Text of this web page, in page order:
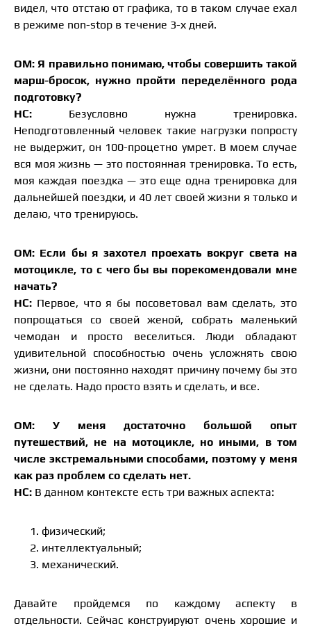
видел, что отстаю от графика, то в таком случае ехал
в режиме non-stop в течение 3-х дней.
ОМ: Я правильно понимаю, чтобы совершить такой
марш-бросок, нужно пройти переделённого рода
подготовку?
НС: Безусловно нужна тренировка.
Неподготовленный человек такие нагрузки попросту
не выдержит, он 100-процетно умрет. В моем случае
вся моя жизнь — это постоянная тренировка. То есть,
моя каждая поездка — это еще одна тренировка для
дальнейшей поездки, и 40 лет своей жизни я только и
делаю, что тренируюсь.
ОМ: Если бы я захотел проехать вокруг света на
мотоцикле, то с чего бы вы порекомендовали мне
начать?
НС: Первое, что я бы посоветовал вам сделать, это
попрощаться со своей женой, собрать маленький
чемодан и просто веселиться. Люди обладают
удивительной способностью очень усложнять свою
жизни, они постоянно находят причину почему бы это
не сделать. Надо просто взять и сделать, и все.
ОМ: У меня достаточно большой опыт
путешествий, не на мотоцикле, но иными, в том
числе экстремальными способами, поэтому у меня
как раз проблем со сделать нет.
НС: В данном контексте есть три важных аспекта:
физический;
интеллектуальный;
механический.
Давайте пройдемся по каждому аспекту в
отдельности. Сейчас конструируют очень хорошие и